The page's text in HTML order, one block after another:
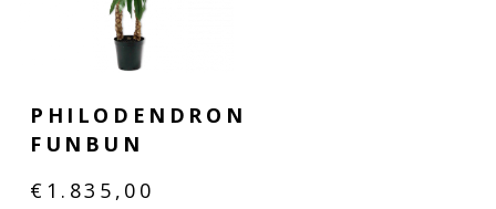
PHILODENDRON
FUNBUN
€ 1.835,00